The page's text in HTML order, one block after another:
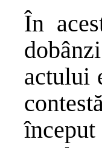
În
actului